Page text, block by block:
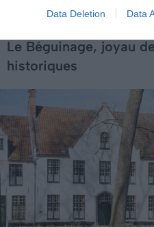
Data Deletion Data
ville, tout en profitant d’une
Le Béguinage, joyau
historiques